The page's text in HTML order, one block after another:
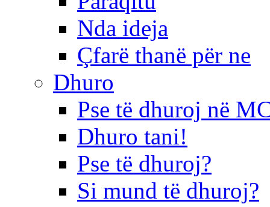
Nda ideja
Çfarë thanë për ne
Dhuro
Pse të dhuroj në
Dhuro tani!
Pse të dhuroj?
Si mund të dhuroj?